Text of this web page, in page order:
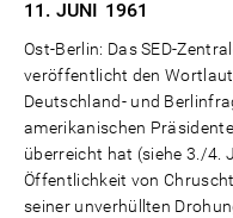
11. JUNI 1961
Ost-Berlin: Das SED-
veröffentlicht den
Deutschland- und
amerikanischen
überreicht hat (siehe 3./4.
Öffentlichkeit von
seiner unverhüllten